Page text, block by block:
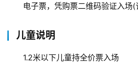
电子票，凭购票二维码验证入场
儿童说明
1.2米以下儿童持全价票入场